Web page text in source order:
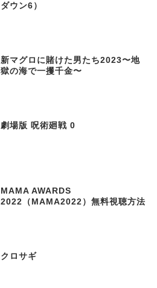
ダウン6）
新マグロに賭けた男たち2023〜地
獄の海で一攫千金〜
劇場版 呪術廻戦 0
MAMA AWARDS
2022（MAMA2022）無料視聴方法
クロサギ